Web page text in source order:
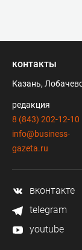
контакты
Казань,
редакция
8 (843) 202-12-10
info@business-
gazeta.ru
вконтакте
telegram
youtube